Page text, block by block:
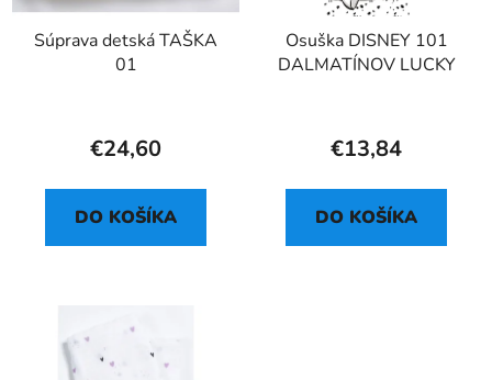
Súprava detská TAŠKA
01
€24,60
DO KOŠÍKA
Osuška DISNEY 101
DALMATÍNOV LUCKY
€13,84
DO KOŠÍKA